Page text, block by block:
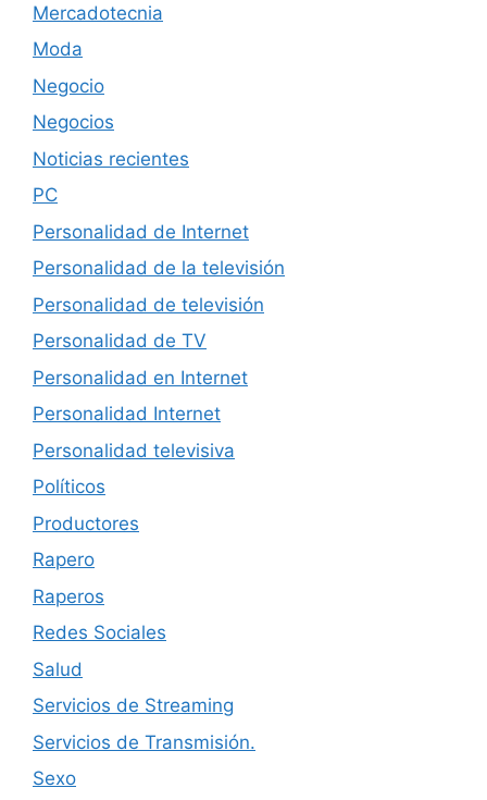
Mercadotecnia
Moda
Negocio
Negocios
Noticias recientes
PC
Personalidad de Internet
Personalidad de la televisión
Personalidad de televisión
Personalidad de TV
Personalidad en Internet
Personalidad Internet
Personalidad televisiva
Políticos
Productores
Rapero
Raperos
Redes Sociales
Salud
Servicios de Streaming
Servicios de Transmisión.
Sexo